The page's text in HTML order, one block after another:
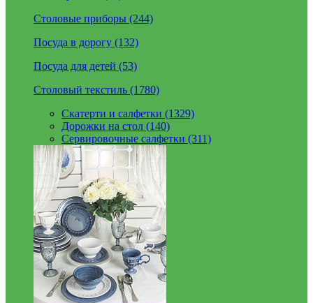
Столовые приборы (244)
Посуда в дорогу (132)
Посуда для детей (53)
Столовый текстиль (1780)
Скатерти и салфетки (1329)
Дорожки на стол (140)
Сервировочные салфетки (311)